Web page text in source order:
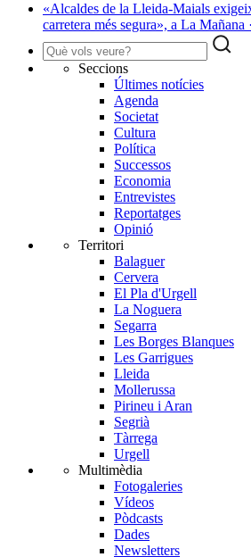
«Alcaldes de la Lleida-Maials
carretera més segura», a La Mañana
Seccions
Últimes notícies
Agenda
Societat
Cultura
Política
Successos
Economia
Entrevistes
Reportatges
Opinió
Territori
Balaguer
Cervera
El Pla d'Urgell
La Noguera
Segarra
Les Borges Blanques
Les Garrigues
Lleida
Mollerussa
Pirineu i Aran
Segrià
Tàrrega
Urgell
Multimèdia
Fotogaleries
Vídeos
Pòdcasts
Dades
Newsletters